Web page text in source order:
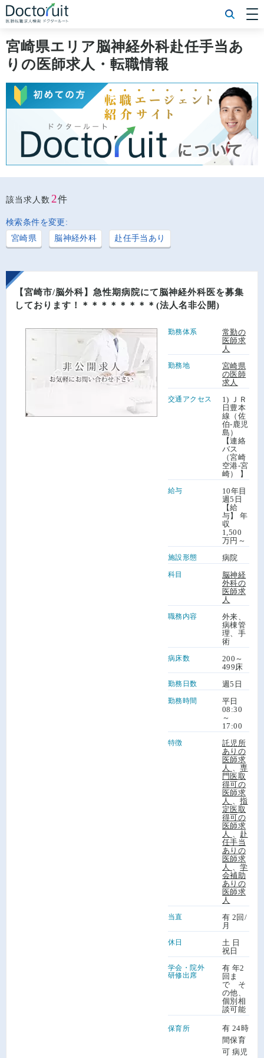
[常勤] 科目から探す
[常勤] 特徴から探す
[非常勤] エリアから探す
[非常勤] 科目から探す
Doctoruit医師転職特集
Doctoruitについて
運営者情報
プライバシーポリシー
宮崎県エリア脳神経外科赴任手当あ
りの医師求人・転職情報
該当求人数 2件
検索条件を変更:
宮崎県
脳神経外科 赴任手当あり
【宮崎市/脳外科】急性期病院にて脳神経外科医を募集
しております！＊＊＊＊＊＊＊＊(法人名非公開)
勤務体系
常勤の
医師求
人
勤務地
宮崎県
の医師
求人
交通アクセス
1) ＪＲ
日豊本
線（佐
伯-鹿児
島）
【連絡
バス
（宮崎
空港-宮
崎） 】
給与
10年目
週5日
【給
与】 年
収
1,500
万円～
施設形態 病院
科目
脳神経
外科の
医師求
人
職務内容
外来、
病棟管
理、手
術
病床数
200～
499床
勤務日数 週5日
勤務時間
平日
08:30
～
17:00
特徴
託児所
ありの
医師求
人
、専
門医取
得可の
医師求
人
、指
定医取
得可の
医師求
人
赴
任手当
ありの
医師求
人
、学
会補助
ありの
医師求
人
当直
有 2回/
月
休日
土 日
祝日
学会・院外
研修出席
有 年2
回ま
で そ
の他、
個別相
談可能
保育所
有 24時
間保育
可 病児